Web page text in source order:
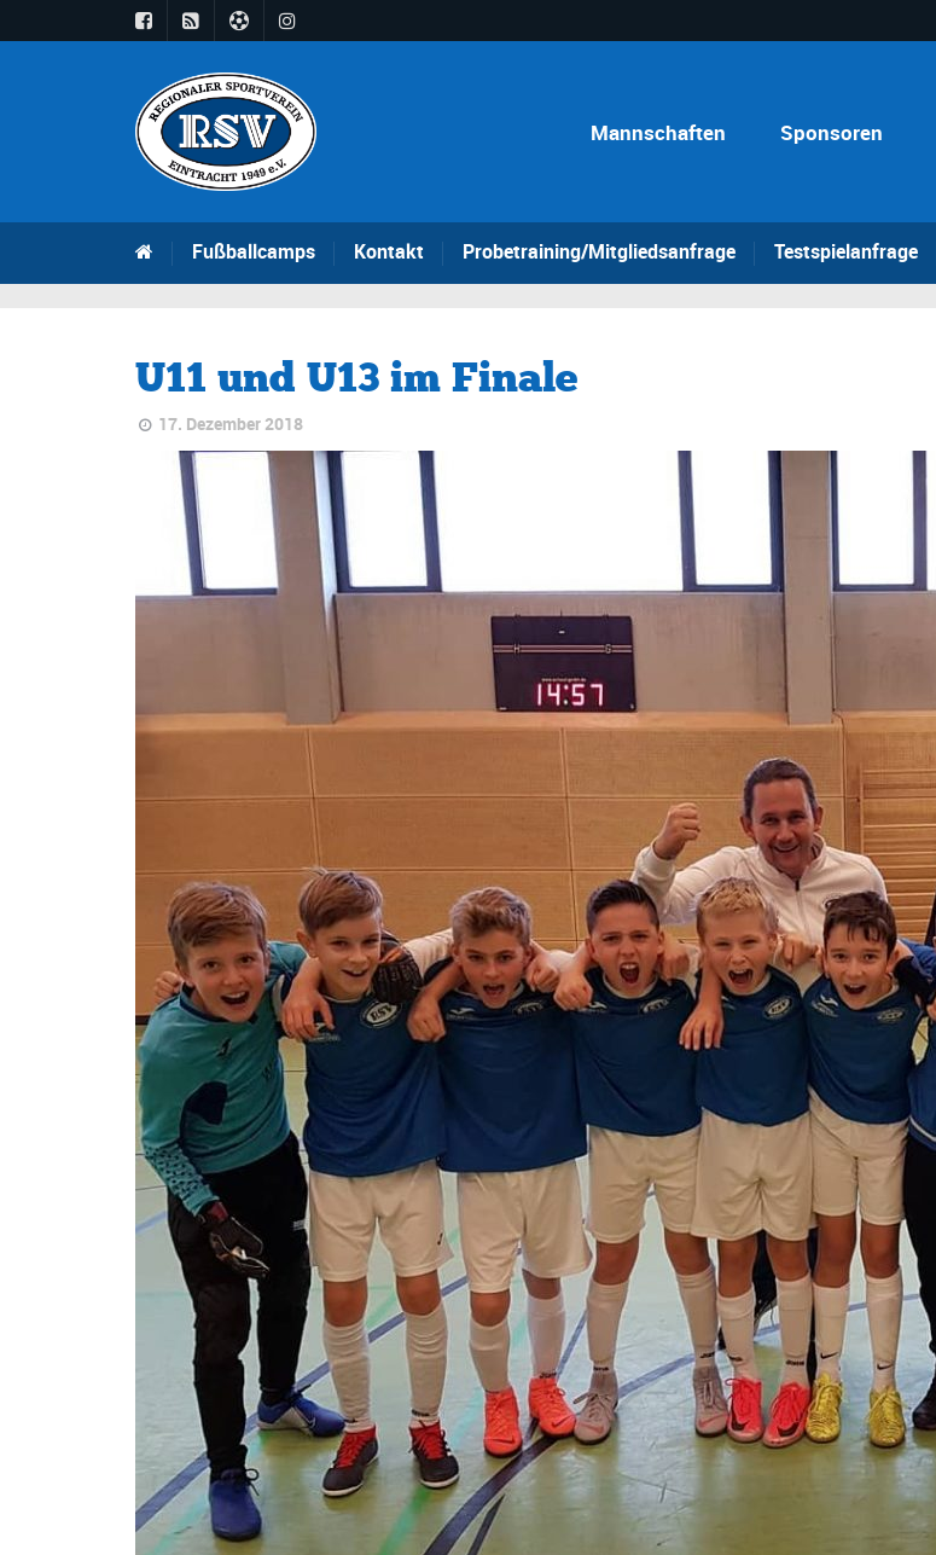
Mannschaften Sponsoren
Fußballcamps Kontakt Probetraining/Mitgliedsanfrage Testspielanfrage
U11 und U13 im Finale
17. Dezember 2018